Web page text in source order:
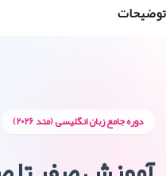
توضیحات
دوره جامع زبان انگلیسی (متد ۲۰۲۶)